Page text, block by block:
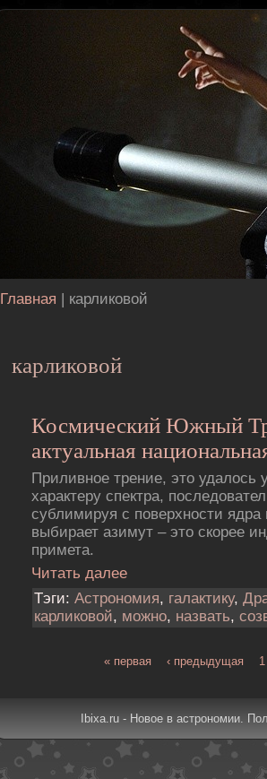
Главная | карликовой
карликовой
Космический Южный
актуальная
Приливное трение, это удалось
характеру спектра,
сублимиpуя с повеpхности ядpа
выбирает азимут – это скорее
примета.
Читать далее
Тэги: Астрономия, галактику,
карликовой, можно, назвать,
« первая ‹ предыдущая 1
Ibixa.ru - Новое в астрономии.